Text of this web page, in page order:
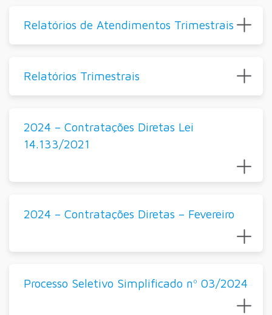
Relatórios de Atendimentos Trimestrais
Relatórios Trimestrais
2024 – Contratações Diretas Lei
14.133/2021
2024 – Contratações Diretas – Fevereiro
Processo Seletivo Simplificado nº 03/2024